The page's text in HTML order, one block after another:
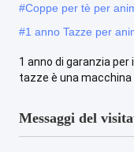
#Coppe per tè per
#1 anno Tazze per
1 anno di garanzia
tazze è una macchina
Messaggi del